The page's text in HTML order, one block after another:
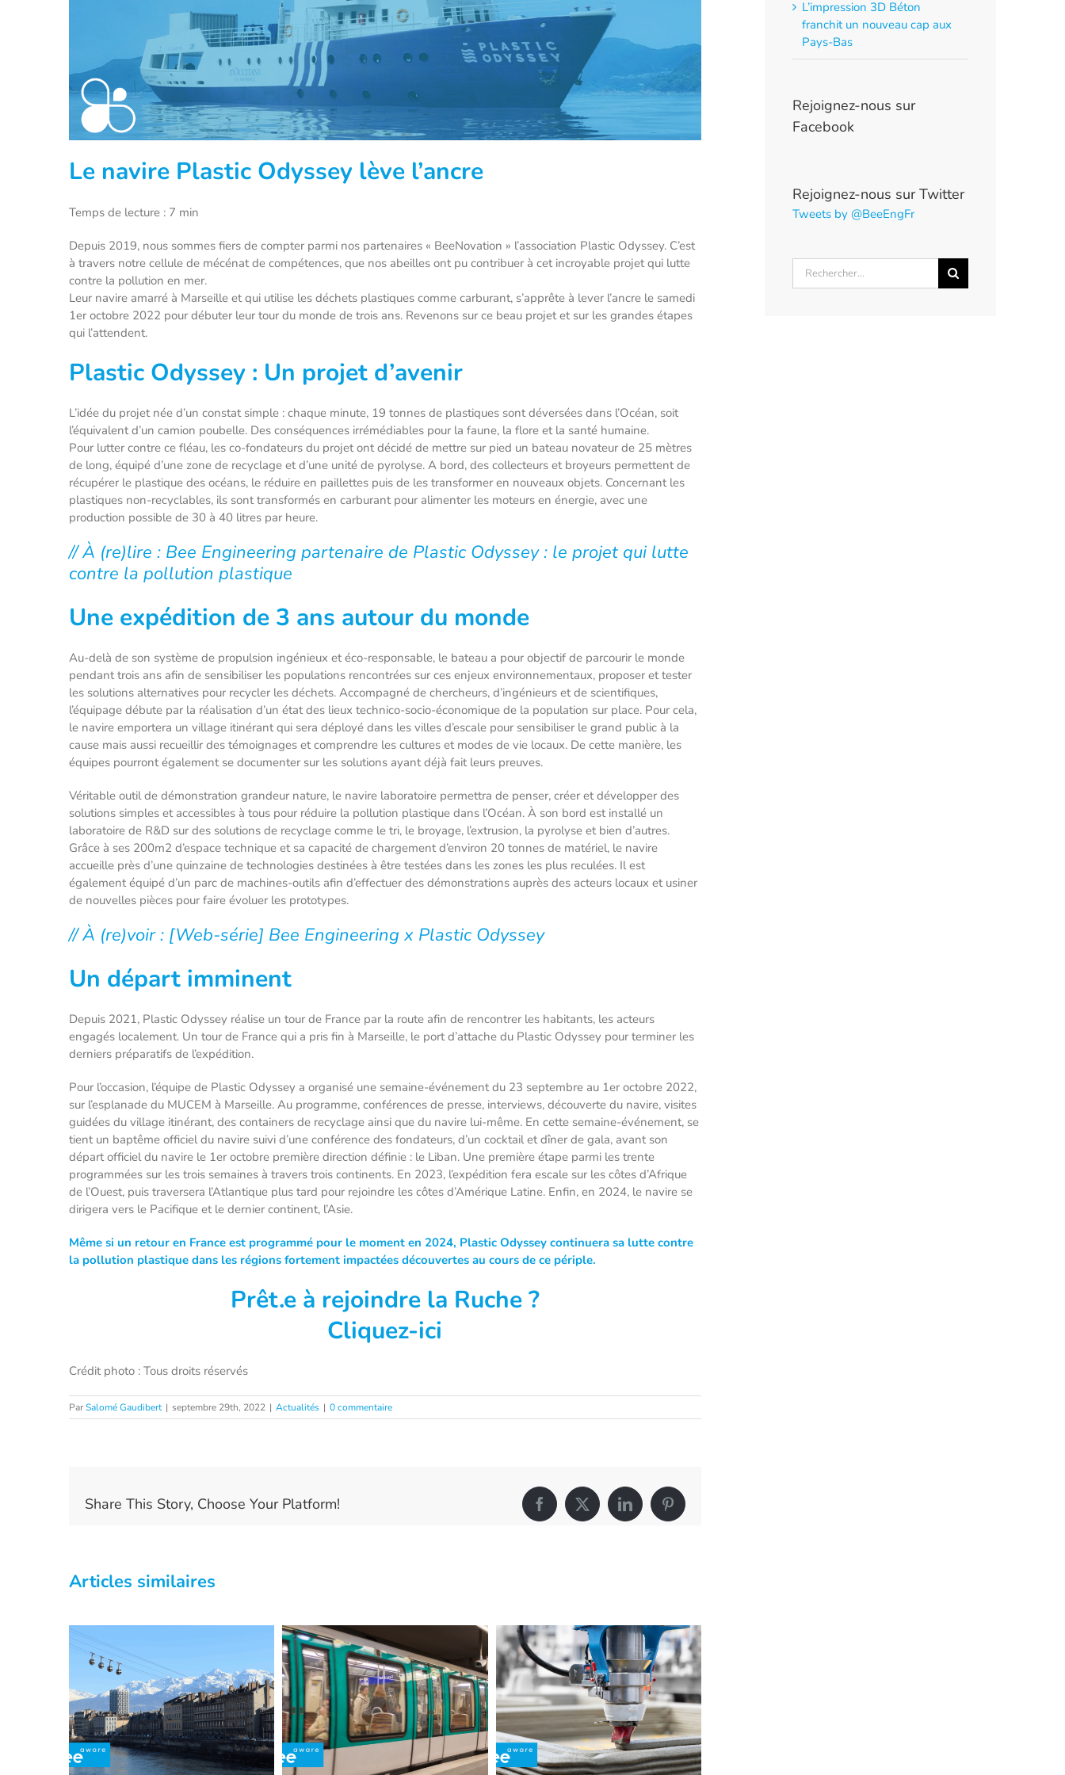
Le navire Plastic Odyssey lève l’ancre
Temps de lecture : 7 min
Depuis 2019, nous sommes fiers de compter parmi nos partenaires « BeeNovation » l’association Plastic Odyssey. C’est
à travers notre cellule de mécénat de compétences, que nos abeilles ont pu contribuer à cet incroyable projet qui lutte
contre la pollution en mer.
Leur navire amarré à Marseille et qui utilise les déchets plastiques comme carburant, s’apprête à lever l’ancre le samedi
1er octobre 2022 pour débuter leur tour du monde de trois ans. Revenons sur ce beau projet et sur les grandes étapes
qui l’attendent.
Plastic Odyssey : Un projet d’avenir
L’idée du projet née d’un constat simple : chaque minute, 19 tonnes de plastiques sont déversées dans l’Océan, soit
l’équivalent d’un camion poubelle. Des conséquences irrémédiables pour la faune, la flore et la santé humaine.
Pour lutter contre ce fléau, les co-fondateurs du projet ont décidé de mettre sur pied un bateau novateur de 25 mètres
de long, équipé d’une zone de recyclage et d’une unité de pyrolyse. A bord, des collecteurs et broyeurs permettent de
récupérer le plastique des océans, le réduire en paillettes puis de les transformer en nouveaux objets. Concernant les
plastiques non-recyclables, ils sont transformés en carburant pour alimenter les moteurs en énergie, avec une
production possible de 30 à 40 litres par heure.
// À (re)lire : Bee Engineering partenaire de Plastic Odyssey : le projet qui lutte
contre la pollution plastique
Une expédition de 3 ans autour du monde
Au-delà de son système de propulsion ingénieux et éco-responsable, le bateau a pour objectif de parcourir le monde
pendant trois ans afin de sensibiliser les populations rencontrées sur ces enjeux environnementaux, proposer et tester
les solutions alternatives pour recycler les déchets. Accompagné de chercheurs, d’ingénieurs et de scientifiques,
l’équipage débute par la réalisation d’un état des lieux technico-socio-économique de la population sur place. Pour cela,
le navire emportera un village itinérant qui sera déployé dans les villes d’escale pour sensibiliser le grand public à la
cause mais aussi recueillir des témoignages et comprendre les cultures et modes de vie locaux. De cette manière, les
équipes pourront également se documenter sur les solutions ayant déjà fait leurs preuves.
Véritable outil de démonstration grandeur nature, le navire laboratoire permettra de penser, créer et développer des
solutions simples et accessibles à tous pour réduire la pollution plastique dans l’Océan. À son bord est installé un
laboratoire de R&D sur des solutions de recyclage comme le tri, le broyage, l’extrusion, la pyrolyse et bien d’autres.
Grâce à ses 200m2 d’espace technique et sa capacité de chargement d’environ 20 tonnes de matériel, le navire
accueille près d’une quinzaine de technologies destinées à être testées dans les zones les plus reculées. Il est
également équipé d’un parc de machines-outils afin d’effectuer des démonstrations auprès des acteurs locaux et usiner
de nouvelles pièces pour faire évoluer les prototypes.
// À (re)voir : [Web-série] Bee Engineering x Plastic Odyssey
Un départ imminent
Depuis 2021, Plastic Odyssey réalise un tour de France par la route afin de rencontrer les habitants, les acteurs
engagés localement. Un tour de France qui a pris fin à Marseille, le port d’attache du Plastic Odyssey pour terminer les
derniers préparatifs de l’expédition.
Pour l’occasion, l’équipe de Plastic Odyssey a organisé une semaine-événement du 23 septembre au 1er octobre 2022,
sur l’esplanade du MUCEM à Marseille. Au programme, conférences de presse, interviews, découverte du navire, visites
guidées du village itinérant, des containers de recyclage ainsi que du navire lui-même. En cette semaine-événement, se
tient un baptême officiel du navire suivi d’une conférence des fondateurs, d’un cocktail et dîner de gala, avant son
départ officiel du navire le 1er octobre première direction définie : le Liban. Une première étape parmi les trente
programmées sur les trois semaines à travers trois continents. En 2023, l’expédition fera escale sur les côtes d’Afrique
de l’Ouest, puis traversera l’Atlantique plus tard pour rejoindre les côtes d’Amérique Latine. Enfin, en 2024, le navire se
dirigera vers le Pacifique et le dernier continent, l’Asie.
Même si un retour en France est programmé pour le moment en 2024, Plastic Odyssey continuera sa lutte contre
la pollution plastique dans les régions fortement impactées découvertes au cours de ce périple.
Prêt.e à rejoindre la Ruche ?
Cliquez-ici
Crédit photo : Tous droits réservés
ParSalomé Gaudibert | septembre 29th, 2022 | Actualités | 0 commentaire
Share This Story, Choose Your Platform! Facebook
X LinkedInPinterest
Articles similaires
L’impression 3D Béton
franchit un nouveau cap aux
Pays-Bas
Rejoignez-nous sur
Facebook
Rejoignez-nous sur Twitter
Tweets by @BeeEngFr
Rechercher: